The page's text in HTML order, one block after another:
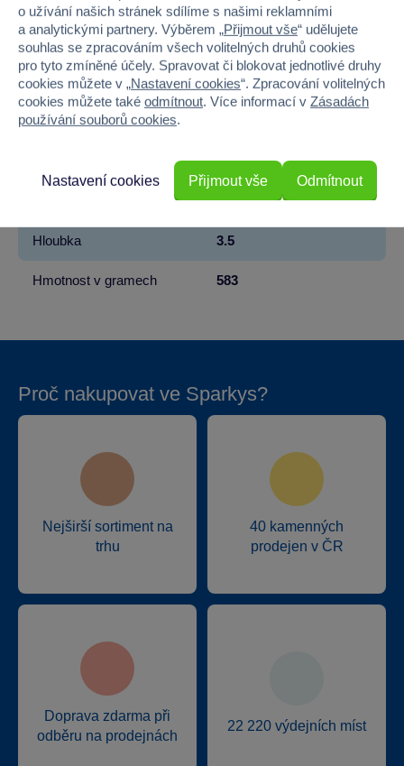
Pohlaví HOLKA, KLUK
Materiál Dřevo
Počet dílků
29.3
29.3
Hloubka 3.5
Hmotnost v gramech 583
Proč nakupovat ve Sparkys?
Nejširší sortiment na
trhu
40 kamenných
prodejen v ČR
Doprava zdarma při
odběru na prodejnách
22 220 výdejních míst
o užívání našich stránek sdílíme s našimi reklamními
a analytickými partnery. Výběrem „Přijmout vše“ udělujete
souhlas se zpracováním všech volitelných druhů cookies
pro tyto zmíněné účely. Spravovat či blokovat jednotlivé druhy
cookies můžete v „Nastavení cookies“. Zpracování volitelných
cookies můžete také odmítnout. Více informací v Zásadách
používání souborů cookies.
Odmítnout
Nastavení cookies Přijmout vše